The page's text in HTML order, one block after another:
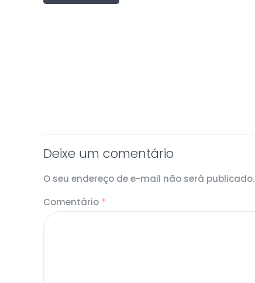
Deixe um comentário
O seu endereço de e-mail não será publicado.
Comentário *